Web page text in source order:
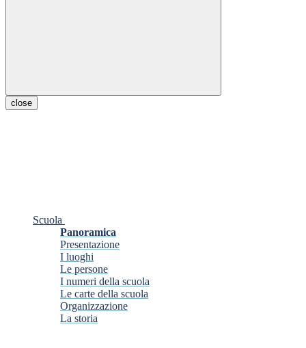
close
Scuola
Panoramica
Presentazione
I luoghi
Le persone
I numeri della scuola
Le carte della scuola
Organizzazione
La storia